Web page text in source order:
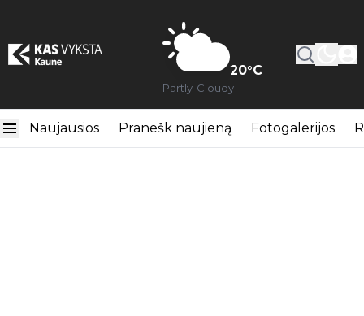
20°C
Partly-Cloudy
Naujausios Pranešk naujieną Fotogalerijos